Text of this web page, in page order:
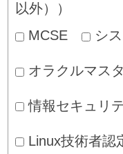
以外））
MCSE
シス
オラクルマス
情報セキュリ
Linux技術者認